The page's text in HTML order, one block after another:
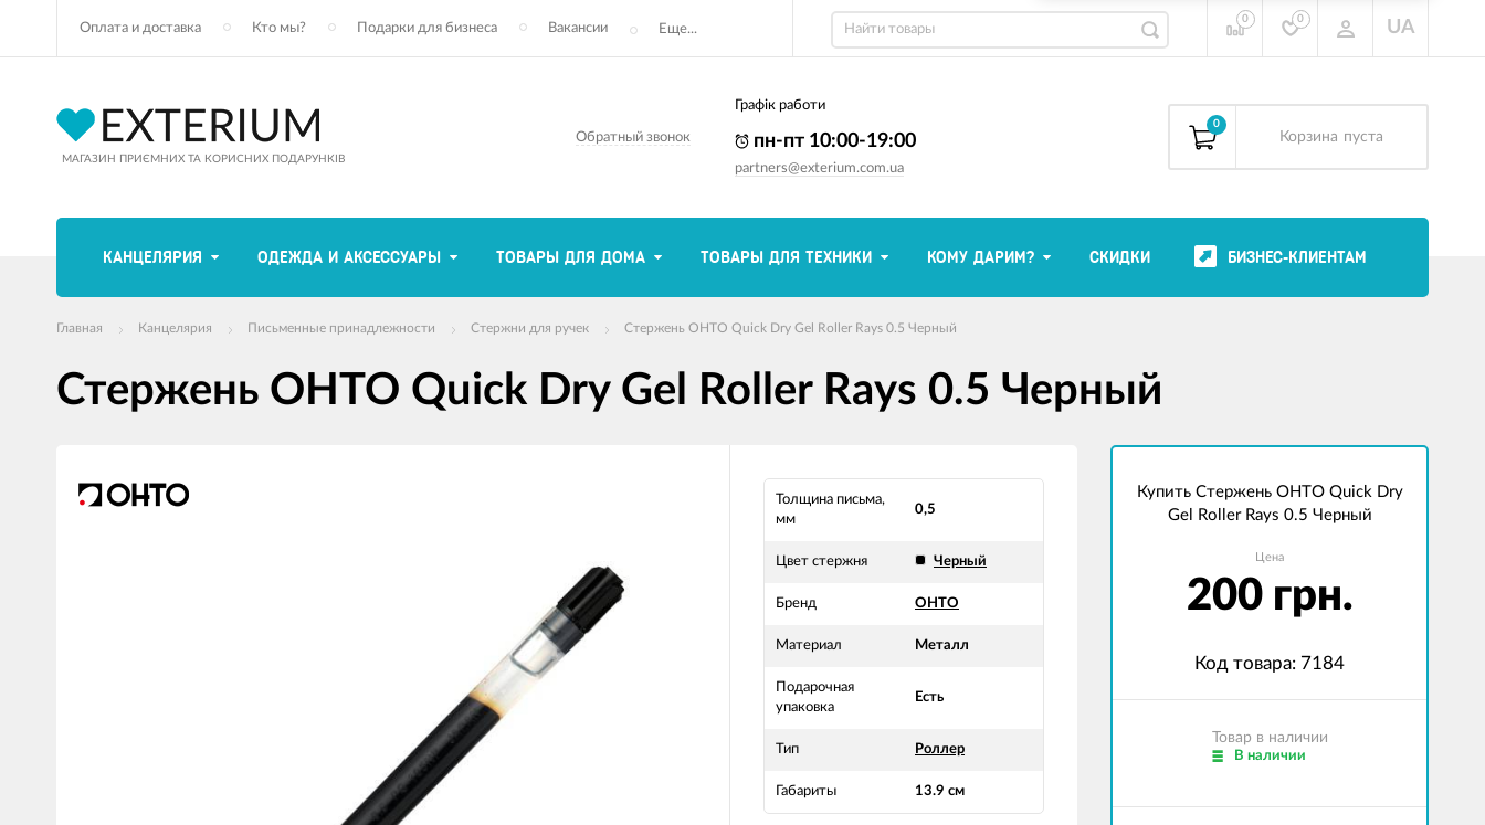
Оплата и доставка Кто мы? Подарки для бизнеса Вакансии Еще...
0 0 UA
МАГАЗИН ПРИЄМНИХ ТА КОРИСНИХ ПОДАРУНКІВ
Обратный звонок
Графік работи
пн-пт 10:00-19:00
partners@exterium.com.ua
0
Корзина пуста
КАНЦЕЛЯРИЯ ОДЕЖДА И АКСЕССУАРЫ ТОВАРЫ ДЛЯ ДОМА ТОВАРЫ ДЛЯ ТЕХНИКИ КОМУ ДАРИМ? СКИДКИ БИЗНЕС-КЛИЕНТАМ
Главная Канцелярия Письменные принадлежности Стержни для ручек Стержень OHTO Quick Dry Gel Roller Rays 0.5 Черный
Стержень OHTO Quick Dry Gel Roller Rays 0.5 Черный
Толщина письма,
мм
0,5
Цвет стержня Черный
Бренд OHTO
Материал Металл
Подарочная
упаковка
Есть
Тип Роллер
Габариты 13.9 см
Купить Стержень OHTO Quick Dry
Gel Roller Rays 0.5 Черный
Цена
200 грн.
Код товара: 7184
Товар в наличии
В наличии